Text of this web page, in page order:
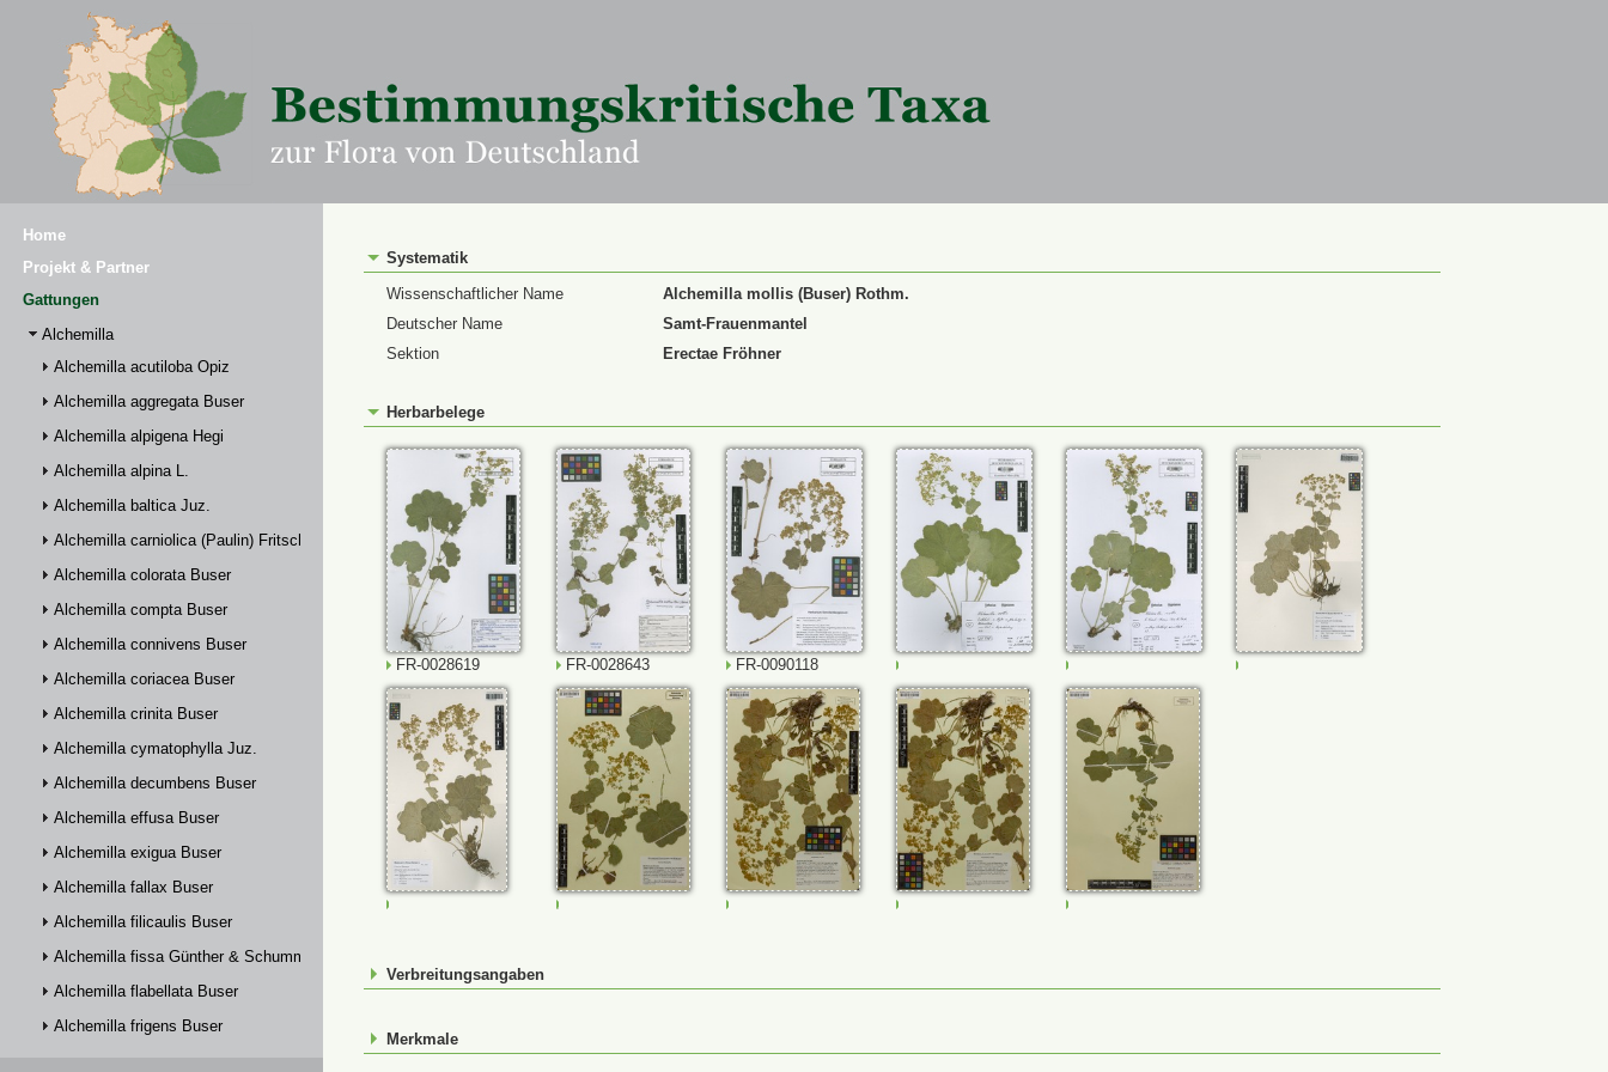
Home
Projekt & Partner
Gattungen
Alchemilla
Alchemilla acutiloba Opiz
Alchemilla aggregata Buser
Alchemilla alpigena Hegi
Alchemilla alpina L.
Alchemilla baltica Juz.
Alchemilla carniolica (Paulin) Fritsch
Alchemilla colorata Buser
Alchemilla compta Buser
Alchemilla connivens Buser
Alchemilla coriacea Buser
Alchemilla crinita Buser
Alchemilla cymatophylla Juz.
Alchemilla decumbens Buser
Alchemilla effusa Buser
Alchemilla exigua Buser
Alchemilla fallax Buser
Alchemilla filicaulis Buser
Alchemilla fissa Günther & Schummel
Alchemilla flabellata Buser
Alchemilla frigens Buser
Systematik
Wissenschaftlicher Name
Alchemilla mollis (Buser) Rothm.
Deutscher Name
Samt-Frauenmantel
Sektion
Erectae Fröhner
Herbarbelege
FR-0028619 FR-0028643 FR-0090118
Verbreitungsangaben
Merkmale